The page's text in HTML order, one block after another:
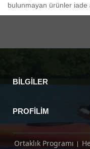
bulunmayan ürünler iade
BILGILER
PROFILIM
Ortaklık Programı